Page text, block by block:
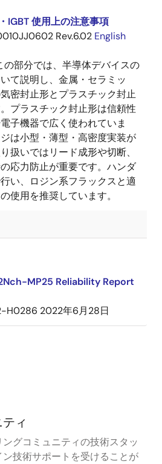
IGBT 使用上の注意事項
Rev.6.02 English
の部分では、半導体デバイスの
て説明し、金属・セラミッ
密封止形とプラスチック封止
プラスチック封止形は信頼性
子機器で広く使われていま
は小型・薄型・高密度実装が
扱いではリード成形や切断、
応力防止が重要です。ハンダ
い、ロジン系フラックスと適
使用を推奨しています。
MP25 Reliability Report
H0286 2022年6月28日
ィ
グコミュニティの技術スタッ
技術サポートを受けることが